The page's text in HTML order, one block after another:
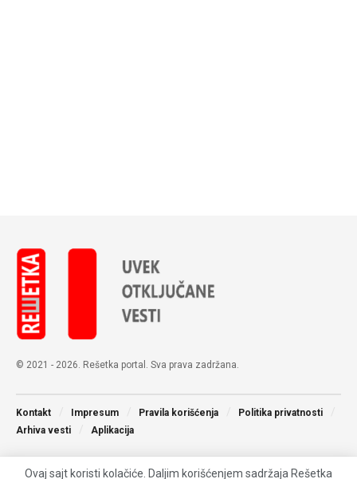
© 2021 - 2026. Rešetka portal. Sva prava zadržana.
Kontakt Impresum Pravila korišćenja
Politika privatnosti
Arhiva vesti
Aplikacija
Ovaj sajt koristi kolačiće. Daljim korišćenjem sadržaja Rešetka